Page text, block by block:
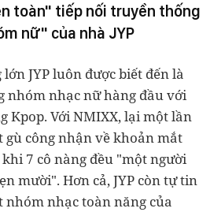
toàn" tiếp nối truyền thống
nữ" của nhà JYP
JYP luôn được biết đến là
nhóm nhạc nữ hàng đầu với
Kpop. Với NMIXX, lại một lần
gù công nhận về khoản mắt
7 cô nàng đều "một người
mười". Hơn cả, JYP còn tự tin
nhóm nhạc toàn năng của